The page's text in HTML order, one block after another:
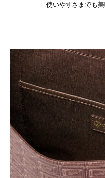
使いやすさまでも美